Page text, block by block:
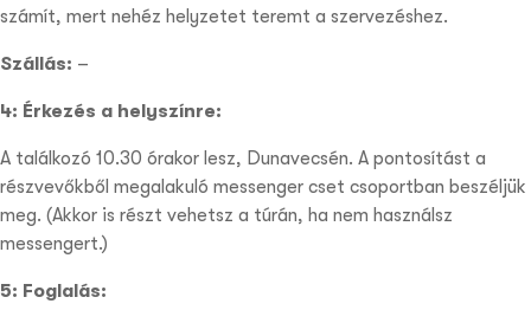
számít, mert nehéz helyzetet teremt a szervezéshez.
Szállás: –
4: Érkezés a helyszínre:
A találkozó 10.30 órakor lesz, Dunavecsén. A pontosítást a
részvevőkből megalakuló messenger cset csoportban beszéljük
meg. (Akkor is részt vehetsz a túrán, ha nem használsz
messengert.)
5: Foglalás: